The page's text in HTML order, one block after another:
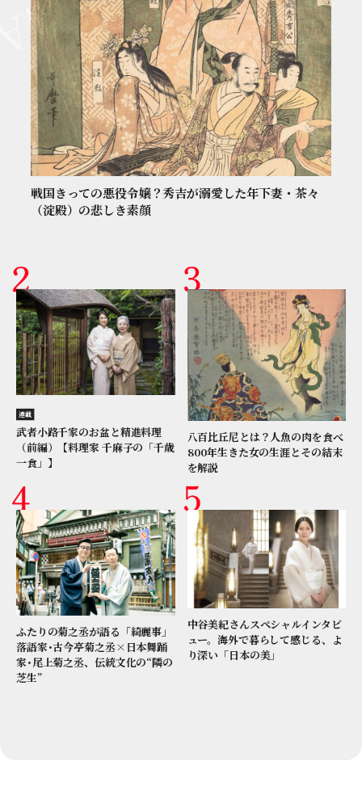
戦国きっての悪役令嬢？秀吉が溺愛した年下妻・茶々
（淀殿）の悲しき素顔
連載
武者小路千家のお盆と精進料理
（前編）【料理家 千麻子の「千歳
一食」】
八百比丘尼とは？人魚の肉を食べ
800年生きた女の生涯とその結末
を解説
ふたりの菊之丞が語る「綺麗事」
落語家･古今亭菊之丞×日本舞踊
家･尾上菊之丞、伝統文化の“隣の
芝生”
中谷美紀さんスペシャルインタビ
ュー。海外で暮らして感じる、よ
り深い「日本の美」